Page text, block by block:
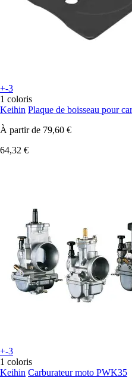
+-3
1 coloris
Keihin Plaque de boisseau pour
À partir de 79,60 €
64,32 €
+-3
1 coloris
Keihin Carburateur moto PWK35